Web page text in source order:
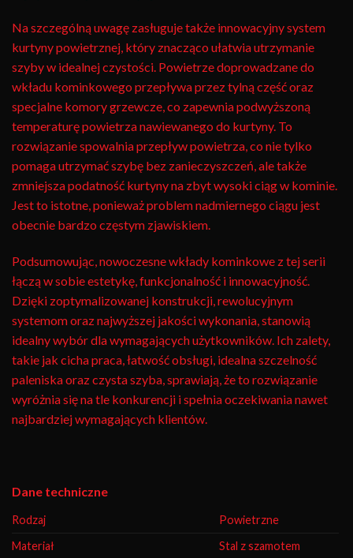
Na szczególną uwagę zasługuje także innowacyjny system
kurtyny powietrznej, który znacząco ułatwia utrzymanie
szyby w idealnej czystości. Powietrze doprowadzane do
wkładu kominkowego przepływa przez tylną część oraz
specjalne komory grzewcze, co zapewnia podwyższoną
temperaturę powietrza nawiewanego do kurtyny. To
rozwiązanie spowalnia przepływ powietrza, co nie tylko
pomaga utrzymać szybę bez zanieczyszczeń, ale także
zmniejsza podatność kurtyny na zbyt wysoki ciąg w kominie.
Jest to istotne, ponieważ problem nadmiernego ciągu jest
obecnie bardzo częstym zjawiskiem.
Podsumowując, nowoczesne wkłady kominkowe z tej serii
łączą w sobie estetykę, funkcjonalność i innowacyjność.
Dzięki zoptymalizowanej konstrukcji, rewolucyjnym
systemom oraz najwyższej jakości wykonania, stanowią
idealny wybór dla wymagających użytkowników. Ich zalety,
takie jak cicha praca, łatwość obsługi, idealna szczelność
paleniska oraz czysta szyba, sprawiają, że to rozwiązanie
wyróżnia się na tle konkurencji i spełnia oczekiwania nawet
najbardziej wymagających klientów.
Dane techniczne
Rodzaj
Powietrzne
Materiał
Stal z szamotem